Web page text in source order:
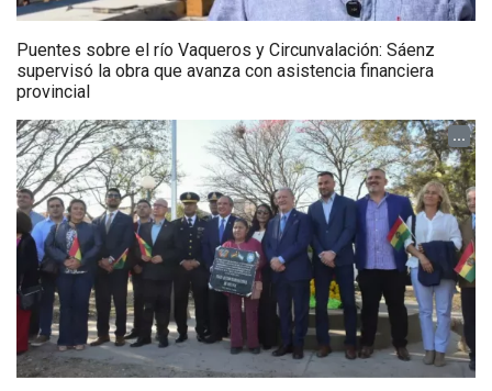
Puentes sobre el río Vaqueros y Circunvalación: Sáenz
supervisó la obra que avanza con asistencia financiera
provincial
...